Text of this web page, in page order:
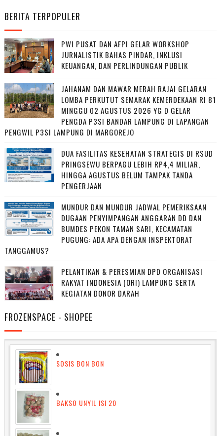
BERITA TERPOPULER
PWI PUSAT DAN AFPI GELAR WORKSHOP
JURNALISTIK BAHAS PINDAR, INKLUSI
KEUANGAN, DAN PERLINDUNGAN PUBLIK
JAHANAM DAN MAWAR MERAH RAJAI GELARAN
LOMBA PERKUTUT SEMARAK KEMERDEKAAN RI 81
MINGGU 02 AGUSTUS 2026 YG D GELAR
PENGDA P3SI BANDAR LAMPUNG DI LAPANGAN
PENGWIL P3SI LAMPUNG DI MARGOREJO
DUA FASILITAS KESEHATAN STRATEGIS DI RSUD
PRINGSEWU BERPAGU LEBIH RP4,4 MILIAR,
HINGGA AGUSTUS BELUM TAMPAK TANDA
PENGERJAAN
MUNDUR DAN MUNDUR JADWAL PEMERIKSAAN
DUGAAN PENYIMPANGAN ANGGARAN DD DAN
BUMDES PEKON TAMAN SARI, KECAMATAN
PUGUNG: ADA APA DENGAN INSPEKTORAT
TANGGAMUS?
PELANTIKAN & PERESMIAN DPD ORGANISASI
RAKYAT INDONESIA (ORI) LAMPUNG SERTA
KEGIATAN DONOR DARAH
FROZENSPACE - SHOPEE
SOSIS BON BON
BAKSO UNYIL ISI 20